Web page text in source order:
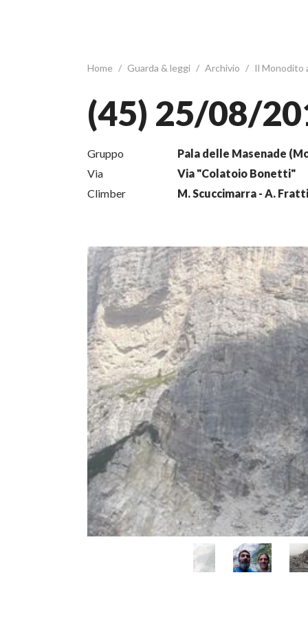
Home / Guarda & leggi / Archivio / Il Monodito
(45) 25/08/
Gruppo
Pala delle Masenade
Via
Via "Colatoio Bonetti"
Climber
M. Scuccimarra - A.